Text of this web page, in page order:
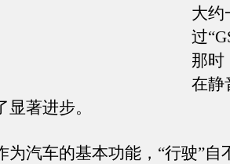
大约
过
那时
在静
著进步。
汽车的基本功能，“行驶”自